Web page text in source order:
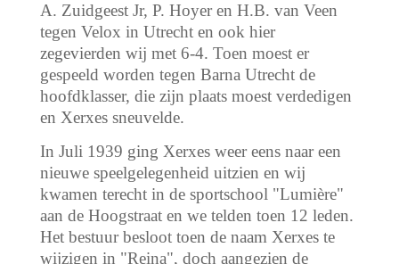
A. Zuidgeest Jr, P. Hoyer en H.B. van Veen
tegen Velox in Utrecht en ook hier
zegevierden wij met 6-4. Toen moest er
gespeeld worden tegen Barna Utrecht de
hoofdklasser, die zijn plaats moest verdedigen
en Xerxes sneuvelde.
In Juli 1939 ging Xerxes weer eens naar een
nieuwe speelgelegenheid uitzien en wij
kwamen terecht in de sportschool "Lumière"
aan de Hoogstraat en we telden toen 12 leden.
Het bestuur besloot toen de naam Xerxes te
wijzigen in "Reina", doch aangezien de